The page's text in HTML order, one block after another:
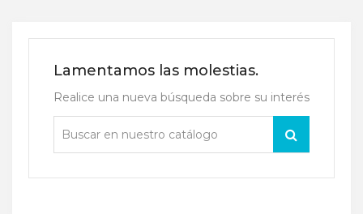
Lamentamos las molestias.
Realice una nueva búsqueda sobre su interés